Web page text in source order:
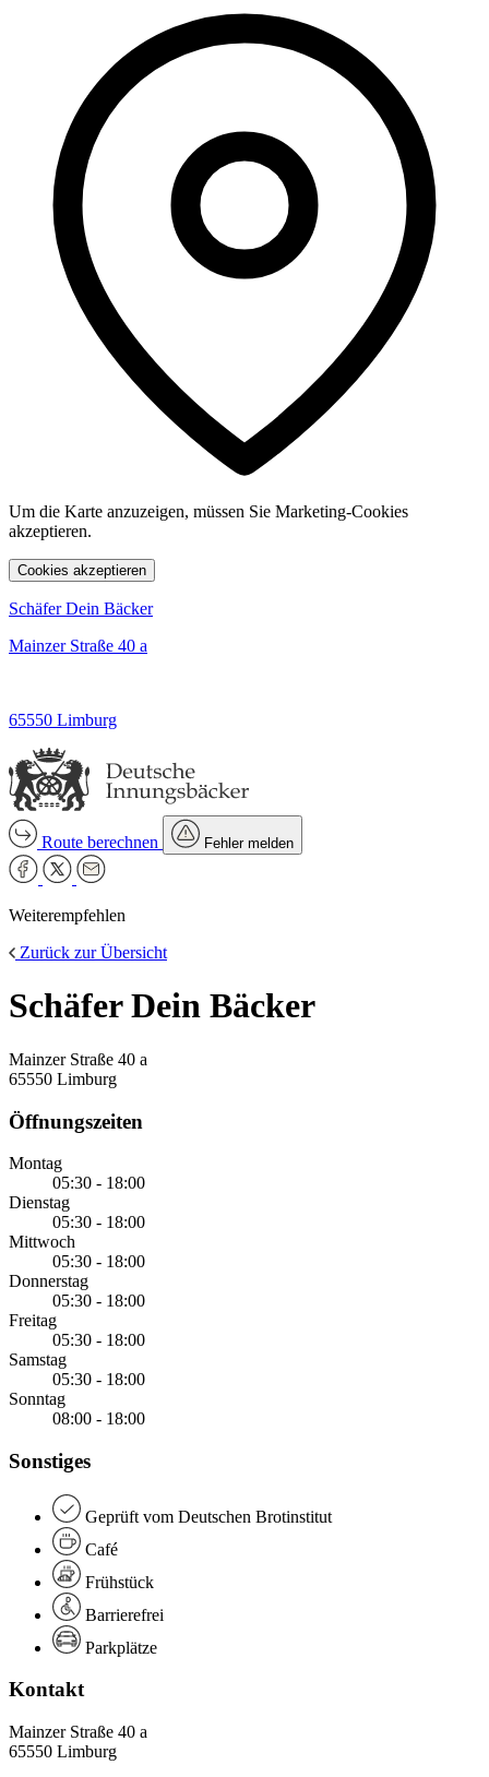
Um die Karte anzuzeigen, müssen Sie Marketing-Cookies
akzeptieren.
Cookies akzeptieren
Schäfer Dein Bäcker
Mainzer Straße 40 a
65550 Limburg
Route berechnen Fehler melden
Weiterempfehlen
Zurück zur Übersicht
Schäfer Dein Bäcker
Mainzer Straße 40 a
65550 Limburg
Öffnungszeiten
Montag
05:30 - 18:00
Dienstag
05:30 - 18:00
Mittwoch
05:30 - 18:00
Donnerstag
05:30 - 18:00
Freitag
05:30 - 18:00
Samstag
05:30 - 18:00
Sonntag
08:00 - 18:00
Sonstiges
Geprüft vom Deutschen Brotinstitut
Café
Frühstück
Barrierefrei
Parkplätze
Kontakt
Mainzer Straße 40 a
65550 Limburg